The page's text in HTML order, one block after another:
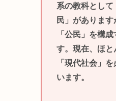
系の教科とし
民」がありま
「公民」を構
す。現在、ほ
「現代社会」
います。